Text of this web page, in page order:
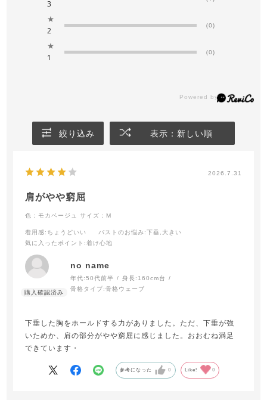
3
★
2
(0)
★
1
(0)
絞り込み 表示：新しい順
2026.7.31
肩がやや窮屈
色：モカベージュ サイズ：M
着用感:ちょうどいい バストのお悩み:下垂,大きい
気に入ったポイント :着け心地
no name
年代:50代前半 身長: 160cm台
骨格タイプ:骨格ウェーブ
下垂した胸をホールドする力がありました。ただ、下垂が強
いためか、肩の部分がやや窮屈に感じました。おおむね満足
できています・
参考になった 0 Like! 0